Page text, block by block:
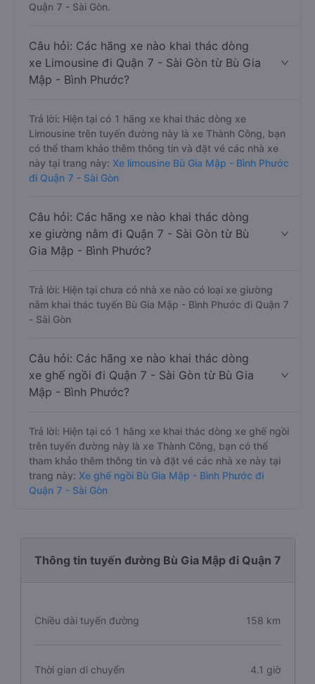
Quận 7 - Sài Gòn.
Câu hỏi: Các hãng xe nào khai thác dòng
xe Limousine đi Quận 7 - Sài Gòn từ Bù Gia
Mập - Bình Phước?
Trả lời: Hiện tại có 1 hãng xe khai thác dòng xe
Limousine trên tuyến đường này là xe Thành Công, bạn
có thể tham khảo thêm thông tin và đặt vé các nhà xe
này tại trang này: Xe limousine Bù Gia Mập - Bình Phước
đi Quận 7 - Sài Gòn
Câu hỏi: Các hãng xe nào khai thác dòng
xe giường nằm đi Quận 7 - Sài Gòn từ Bù
Gia Mập - Bình Phước?
Trả lời: Hiện tại chưa có nhà xe nào có loại xe giường
nằm khai thác tuyến Bù Gia Mập - Bình Phước đi Quận 7
- Sài Gòn
Câu hỏi: Các hãng xe nào khai thác dòng
xe ghế ngồi đi Quận 7 - Sài Gòn từ Bù Gia
Mập - Bình Phước?
Trả lời: Hiện tại có 1 hãng xe khai thác dòng xe ghế ngồi
trên tuyến đường này là xe Thành Công, bạn có thể
tham khảo thêm thông tin và đặt vé các nhà xe này tại
trang này: Xe ghế ngồi Bù Gia Mập - Bình Phước đi
Quận 7 - Sài Gòn
Thông tin tuyến đường Bù Gia Mập đi Quận 7
Chiều dài tuyến đường 158 km
Thời gian di chuyển 4.1 giờ